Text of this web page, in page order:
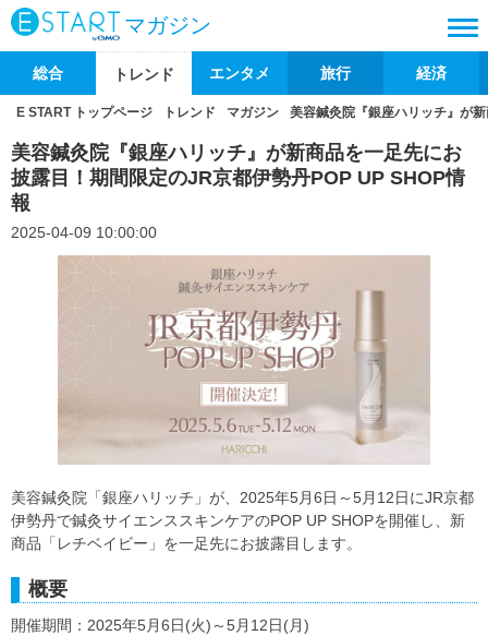
マガジン
総合 トレンド エンタメ 旅行 経済
E START トップページ トレンド マガジン 美容鍼灸院『銀座ハリッチ』が
美容鍼灸院『銀座ハリッチ』が新商品を一足先にお
披露目！期間限定のJR京都伊勢丹POP UP SHOP情
報
2025-04-09 10:00:00
美容鍼灸院「銀座ハリッチ」が、2025年5月6日～5月12日にJR京都
伊勢丹で鍼灸サイエンススキンケアのPOP UP SHOPを開催し、新
商品「レチベイビー」を一足先にお披露目します。
概要
開催期間：2025年5月6日(火)～5月12日(月)